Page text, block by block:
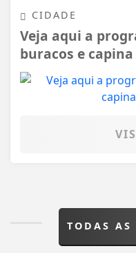
CIDADE
Veja aqui a
buracos e
TODAS AS